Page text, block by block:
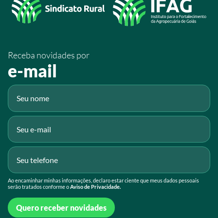
/sistemafaeg
/SistemaFaeg
Receba novidades por
e-mail
Ao encaminhar minhas informações, declaro estar ciente que meus dados pessoais
serão tratados conforme oAviso de Privacidade.
Quero receber novidades